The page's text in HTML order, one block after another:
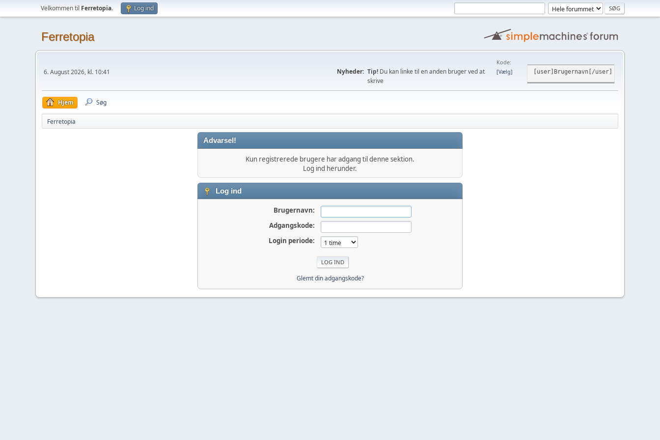
Velkommen til Ferretopia. Log ind
Ferretopia
6. August 2026, kl. 10:41 Nyheder: Tip! Du kan linke til en anden bruger ved at
skrive
Kode
Vælg
[user]Brugernavn[/user]
Hjem Søg
Ferretopia
Advarsel!
Kun registrerede brugere har adgang til denne sektion.
Log ind herunder.
Log ind
Brugernavn:
Adgangskode:
Login periode:
Glemt din adgangskode?